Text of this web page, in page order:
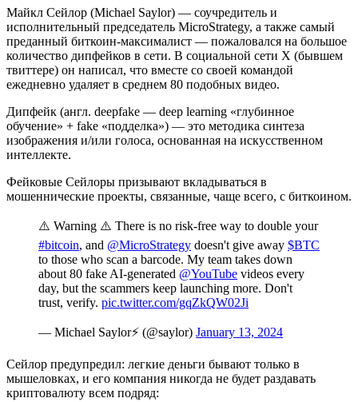
Майкл Сейлор (Michael Saylor) — соучредитель и
исполнительный председатель MicroStrategy, а также самый
преданный биткоин-максималист — пожаловался на большое
количество дипфейков в сети. В социальной сети Х (бывшем
твиттере) он написал, что вместе со своей командой
ежедневно удаляет в среднем 80 подобных видео.
Дипфейк (англ. deepfake — deep learning «глубинное
обучение» + fake «подделка») — это методика синтеза
изображения и/или голоса, основанная на искусственном
интеллекте.
Фейковые Сейлоры призывают вкладываться в
мошеннические проекты, связанные, чаще всего, с биткоином.
⚠️ Warning ⚠️ There is no risk-free way to double your
#bitcoin, and @MicroStrategy doesn't give away $BTC
to those who scan a barcode. My team takes down
about 80 fake AI-generated @YouTube videos every
day, but the scammers keep launching more. Don't
trust, verify. pic.twitter.com/gqZkQW02Ji
— Michael Saylor⚡️ (@saylor) January 13, 2024
Сейлор предупредил: легкие деньги бывают только в
мышеловках, и его компания никогда не будет раздавать
криптовалюту всем подряд: